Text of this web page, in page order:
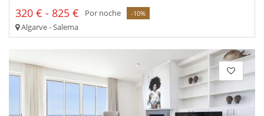
320 € - 825 € Por noche -10%
Algarve - Salema